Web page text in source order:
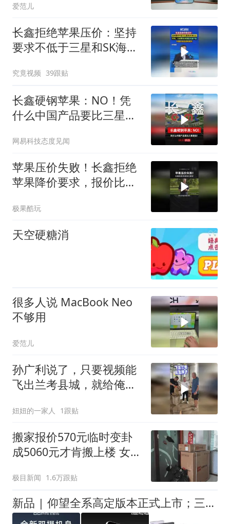
爱范儿
长鑫拒绝苹果压价：坚持
要求不低于三星和SK海力
定产能
究竟视频 39跟贴
长鑫硬钢苹果：NO！凭
什么中国产品要比三星便
网易科技态度见闻
苹果压价失败！长鑫拒绝
苹果降价要求，报价比三
极果酷玩
天空硬糖消
很多人说 MacBook Neo
不够用
爱范儿
孙广利说了，只要视频能
飞出兰考县城，就给俺老
落后。拜托屏幕前的家人
们多多帮忙助力，感谢大
家
妞妞的一家人 1跟贴
搬家报价570元临时变卦
成5060元才肯搬上楼 女子
极目新闻 1.6万跟贴
新品 | 仰望全系高定版本正式上市；三星 Z Fold8 国内首销